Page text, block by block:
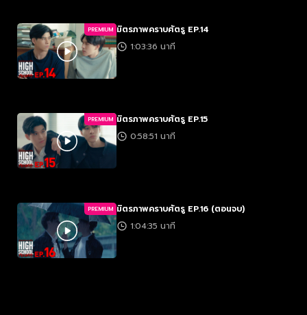
PREMIUM มิตรภาพคราบศัตรู EP.14
1:03:36 นาที
PREMIUM มิตรภาพคราบศัตรู EP.15
0:58:51 นาที
PREMIUM มิตรภาพคราบศัตรู EP.16 (ตอนจบ)
1:04:35 นาที